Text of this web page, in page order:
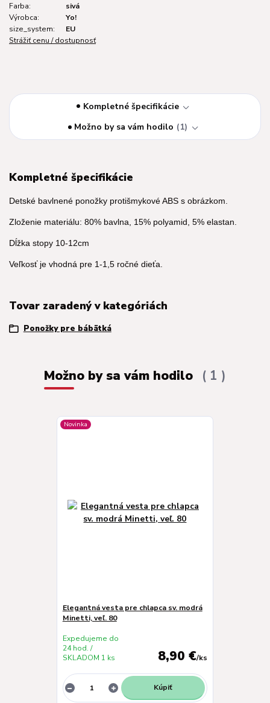
Farba:
sivá
Výrobca:
Yo!
size_system:
EU
Strážiť cenu / dostupnosť
Kompletné špecifikácie
Možno by sa vám hodilo
1
Kompletné špecifikácie
Detské bavlnené ponožky protišmykové ABS s obrázkom.
Zloženie materiálu: 80% bavlna, 15% polyamid, 5% elastan.
Dĺžka stopy 10-12cm
Veľkosť je vhodná pre 1-1,5 ročné dieťa.
Tovar zaradený v kategóriách
Ponožky pre bábätká
Možno by sa vám hodilo 1
Novinka
Elegantná vesta pre chlapca sv. modrá
Minetti, veľ. 80
8,90 €/ks
Expedujeme do
24 hod. /
SKLADOM 1 ks
Kúpiť